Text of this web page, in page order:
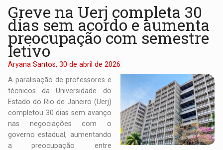
Greve na Uerj completa 30
dias sem acordo e aumenta
preocupação com semestre
letivo
Aryana Santos, 30 de abril de 2026
A paralisação de professores e
técnicos daUniversidade do
Estado do Rio de Janeiro (Uerj)
completou 30 dias sem avanço
nas negociações com o
governo estadual, aumentando
a preocupação entre